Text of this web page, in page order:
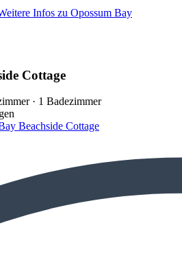
Infos zu Opossum Bay
Cottage
· 1 Badezimmer
Beachside Cottage